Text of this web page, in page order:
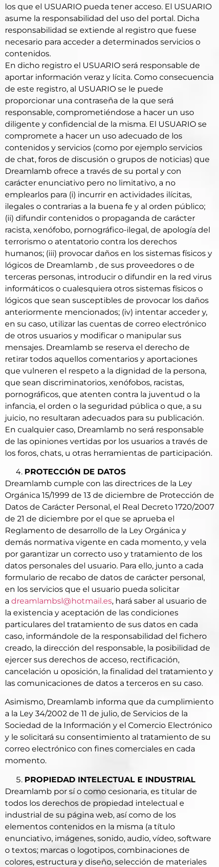
los que el USUARIO pueda tener acceso. El USUARIO
asume la responsabilidad del uso del portal. Dicha
responsabilidad se extiende al registro que fuese
necesario para acceder a determinados servicios o
contenidos.
En dicho registro el USUARIO será responsable de
aportar información veraz y lícita. Como consecuencia
de este registro, al USUARIO se le puede
proporcionar una contraseña de la que será
responsable, comprometiéndose a hacer un uso
diligente y confidencial de la misma. El USUARIO se
compromete a hacer un uso adecuado de los
contenidos y servicios (como por ejemplo servicios
de chat, foros de discusión o grupos de noticias) que
Dreamlamb ofrece a través de su portal y con
carácter enunciativo pero no limitativo, a no
emplearlos para (i) incurrir en actividades ilícitas,
ilegales o contrarias a la buena fe y al orden público;
(ii) difundir contenidos o propaganda de carácter
racista, xenófobo, pornográfico-ilegal, de apología del
terrorismo o atentatorio contra los derechos
humanos; (iii) provocar daños en los sistemas físicos y
lógicos de Dreamlamb , de sus proveedores o de
terceras personas, introducir o difundir en la red virus
informáticos o cualesquiera otros sistemas físicos o
lógicos que sean susceptibles de provocar los daños
anteriormente mencionados; (iv) intentar acceder y,
en su caso, utilizar las cuentas de correo electrónico
de otros usuarios y modificar o manipular sus
mensajes. Dreamlamb se reserva el derecho de
retirar todos aquellos comentarios y aportaciones
que vulneren el respeto a la dignidad de la persona,
que sean discriminatorios, xenófobos, racistas,
pornográficos, que atenten contra la juventud o la
infancia, el orden o la seguridad pública o que, a su
juicio, no resultaran adecuados para su publicación.
En cualquier caso, Dreamlamb no será responsable
de las opiniones vertidas por los usuarios a través de
los foros, chats, u otras herramientas de participación.
PROTECCIÓN DE DATOS
Dreamlamb cumple con las directrices de la Ley
Orgánica 15/1999 de 13 de diciembre de Protección de
Datos de Carácter Personal, el Real Decreto 1720/2007
de 21 de diciembre por el que se aprueba el
Reglamento de desarrollo de la Ley Orgánica y
demás normativa vigente en cada momento, y vela
por garantizar un correcto uso y tratamiento de los
datos personales del usuario. Para ello, junto a cada
formulario de recabo de datos de carácter personal,
en los servicios que el usuario pueda solicitar
a dreamlambsl@hotmail.es, hará saber al usuario de
la existencia y aceptación de las condiciones
particulares del tratamiento de sus datos en cada
caso, informándole de la responsabilidad del fichero
creado, la dirección del responsable, la posibilidad de
ejercer sus derechos de acceso, rectificación,
cancelación u oposición, la finalidad del tratamiento y
las comunicaciones de datos a terceros en su caso.
Asimismo, Dreamlamb informa que da cumplimiento
a la Ley 34/2002 de 11 de julio, de Servicios de la
Sociedad de la Información y el Comercio Electrónico
y le solicitará su consentimiento al tratamiento de su
correo electrónico con fines comerciales en cada
momento.
PROPIEDAD INTELECTUAL E INDUSTRIAL
Dreamlamb por sí o como cesionaria, es titular de
todos los derechos de propiedad intelectual e
industrial de su página web, así como de los
elementos contenidos en la misma (a título
enunciativo, imágenes, sonido, audio, vídeo, software
o textos; marcas o logotipos, combinaciones de
colores, estructura y diseño, selección de materiales